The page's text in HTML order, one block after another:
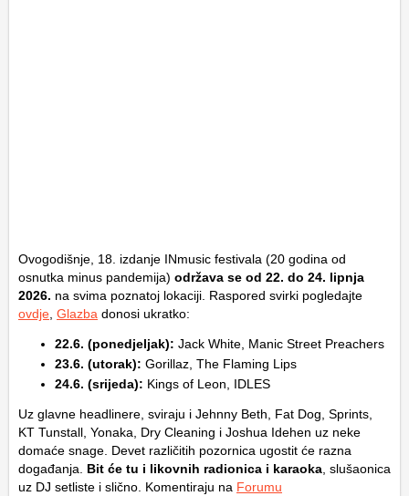
Ovogodišnje, 18. izdanje INmusic festivala (20 godina od
osnutka minus pandemija) održava se od 22. do 24. lipnja
2026. na svima poznatoj lokaciji. Raspored svirki pogledajte
ovdje Glazba donosi ukratko:
22.6. (ponedjeljak): Jack White, Manic Street Preachers
23.6. (utorak): Gorillaz, The Flaming Lips
24.6. (srijeda): Kings of Leon, IDLES
Uz glavne headlinere, sviraju i Jehnny Beth, Fat Dog, Sprints,
KT Tunstall, Yonaka, Dry Cleaning i Joshua Idehen uz neke
domaće snage. Devet različitih pozornica ugostit će razna
događanja. Bit će tu i likovnih radionica i karaoka , slušaonica
uz DJ setliste i slično. Komentiraju na Forumu